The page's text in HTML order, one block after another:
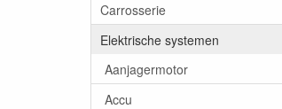
Carrosserie
Elektrische systemen
Aanjagermotor
Accu